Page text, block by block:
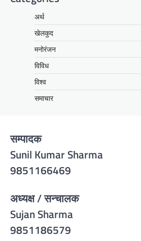
अर्थ
खेलकुद
मनोरंजन
विविध
विश्व
समाचार
सम्पादक
Sunil Kumar Sharma
9851166469
अध्यक्ष / सन्चालक
Sujan Sharma
9851186579